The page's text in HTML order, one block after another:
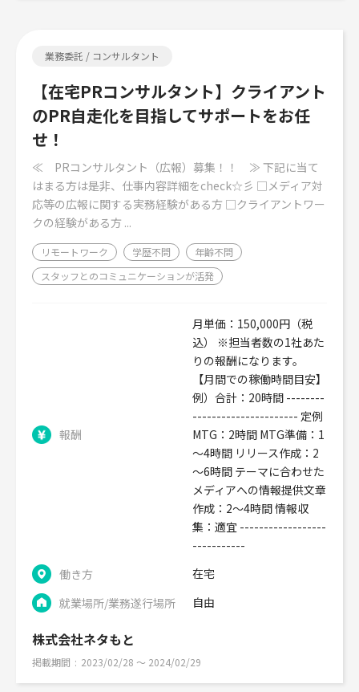
業務委託 / コンサルタント
【在宅PRコンサルタント】クライアント
のPR自走化を目指してサポートをお任
せ！
≪ PRコンサルタント（広報）募集！！ ≫ 下記に当て
はまる方は是非、仕事内容詳細をcheck☆彡 □メディア対
応等の広報に関する実務経験がある方 □クライアントワー
クの経験がある方 ...
リモートワーク 学歴不問
年齢不問
スタッフとのコミュニケーションが活発
報酬
月単価：150,000円（税
込） ※担当者数の1社あた
りの報酬になります。
【月間での稼働時間目安】
例）合計：20時間 --------
---------------------- 定例
MTG：2時間 MTG準備：1
～4時間 リリース作成：2
～6時間 テーマに合わせた
メディアへの情報提供文章
作成：2～4時間 情報収
集：適宜 ------------------
-----------
働き方
在宅
就業場所/業務遂行場所
自由
株式会社ネタもと
掲載期間 2023/02/28 〜 2024/02/29